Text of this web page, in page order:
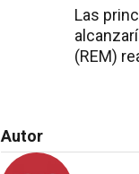
Las
(REM)
Autor